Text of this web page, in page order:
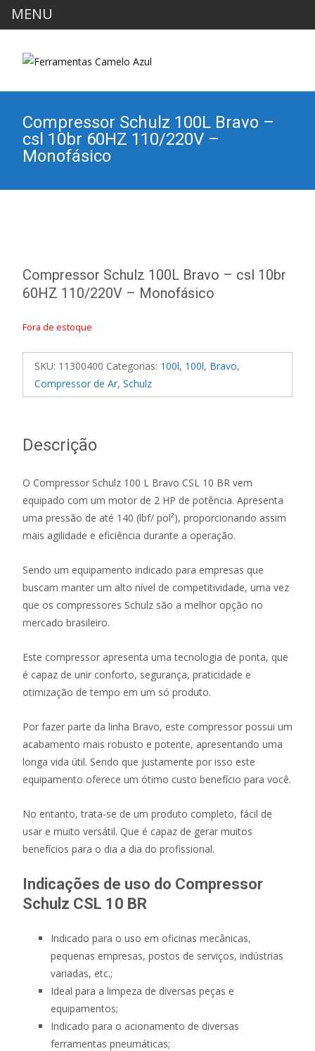
Compressor Schulz 100L Bravo –
csl 10br 60HZ 110/220V –
Monofásico
Compressor Schulz 100L Bravo – csl 10br
60HZ 110/220V – Monofásico
Fora de estoque
SKU: 11300400 Categorias: 100l, 100l, Bravo,
Compressor de Ar, Schulz
Descrição
O Compressor Schulz 100 L Bravo CSL 10 BR vem
equipado com um motor de 2 HP de potência. Apresenta
uma pressão de até 140 (lbf/ pol²), proporcionando assim
mais agilidade e eficiência durante a operação.
Sendo um equipamento indicado para empresas que
buscam manter um alto nível de competitividade, uma vez
que os compressores Schulz são a melhor opção no
mercado brasileiro.
Este compressor apresenta uma tecnologia de ponta, que
é capaz de unir conforto, segurança, praticidade e
otimização de tempo em um só produto.
Por fazer parte da linha Bravo, este compressor possui um
acabamento mais robusto e potente, apresentando uma
longa vida útil. Sendo que justamente por isso este
equipamento oferece um ótimo custo benefício para você.
No entanto, trata-se de um produto completo, fácil de
usar e muito versátil. Que é capaz de gerar muitos
benefícios para o dia a dia do profissional.
Indicações de uso do Compressor
Schulz CSL 10 BR
Indicado para o uso em oficinas mecânicas,
pequenas empresas, postos de serviços, indústrias
variadas, etc.;
Ideal para a limpeza de diversas peças e
equipamentos;
Indicado para o acionamento de diversas
ferramentas pneumáticas;
MENU